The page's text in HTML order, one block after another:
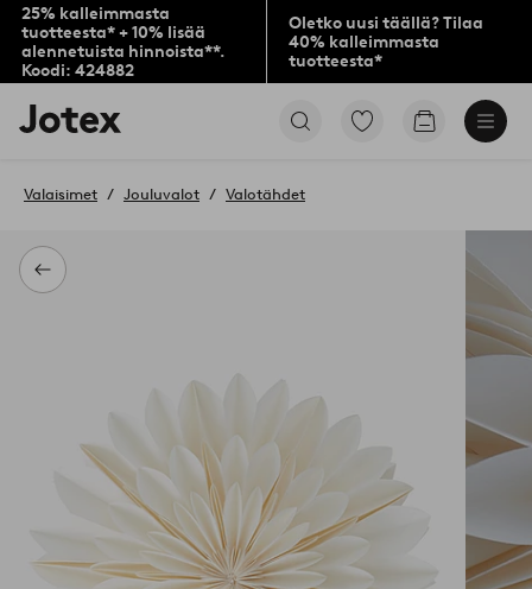
25% kalleimmasta
tuotteesta* + 10% lisää
alennetuista hinnoista**.
Koodi: 424882
Oletko uusi täällä? Tilaa
40% kalleimmasta
tuotteesta*
Jotex-
logo
aloitussivulle
Siirry
Siirry
Takaisin
Valaisimet Jouluvalot Valotähdet